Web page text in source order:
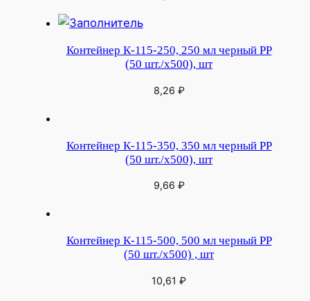
Контейнер К-115-250, 250 мл черный РР
(50 шт./х500), шт
8,26 ₽
Контейнер К-115-350, 350 мл черный РР
(50 шт./х500), шт
9,66 ₽
Контейнер К-115-500, 500 мл черный РР
(50 шт./х500) , шт
10,61 ₽